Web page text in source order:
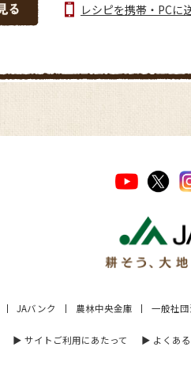
レシピを携帯・PCに
JAバンク 農林中央金庫 一般社
▶︎ サイトご利用にあたって ▶︎ よくあ